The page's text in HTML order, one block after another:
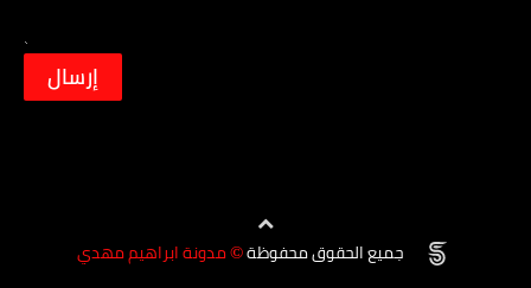
جميع الحقوق محفوظة © مدونة ابراهيم مهدي